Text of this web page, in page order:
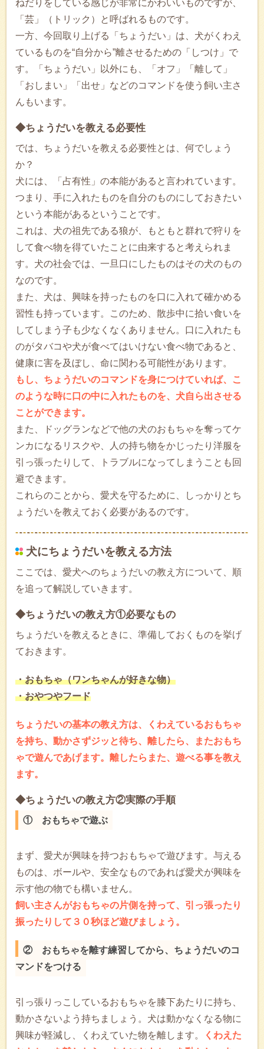
ねだりをしている感じが非常にかわいいものですが、
「芸」（トリック）と呼ばれるものです。
一方、今回取り上げる「ちょうだい」は、犬がくわえ
ているものを“自分から”離させるための「しつけ」で
す。「ちょうだい」以外にも、「オフ」「離して」
「おしまい」「出せ」などのコマンドを使う飼い主さ
んもいます。
◆ちょうだいを教える必要性
では、ちょうだいを教える必要性とは、何でしょう
か？
犬には、「占有性」の本能があると言われています。
つまり、手に入れたものを自分のものにしておきたい
という本能があるということです。
これは、犬の祖先である狼が、もともと群れで狩りを
して食べ物を得ていたことに由来すると考えられま
す。犬の社会では、一旦口にしたものはその犬のもの
なのです。
また、犬は、興味を持ったものを口に入れて確かめる
習性も持っています。このため、散歩中に拾い食いを
してしまう子も少なくなくありません。口に入れたも
のがタバコや犬が食べてはいけない食べ物であると、
健康に害を及ぼし、命に関わる可能性があります。
もし、ちょうだいのコマンドを身につけていれば、こ
のような時に口の中に入れたものを、犬自ら出させる
ことができます。
また、ドッグランなどで他の犬のおもちゃを奪ってケ
ンカになるリスクや、人の持ち物をかじったり洋服を
引っ張ったりして、トラブルになってしまうことも回
避できます。
これらのことから、愛犬を守るために、しっかりとち
ょうだいを教えておく必要があるのです。
犬にちょうだいを教える方法
ここでは、愛犬へのちょうだいの教え方について、順
を追って解説していきます。
◆ちょうだいの教え方①必要なもの
ちょうだいを教えるときに、準備しておくものを挙げ
ておきます。
・おもちゃ（ワンちゃんが好きな物）
・おやつやフード
ちょうだいの基本の教え方は、くわえているおもちゃ
を持ち、動かさずジッと待ち、離したら、またおもち
ゃで遊んであげます。離したらまた、遊べる事を教え
ます。
◆ちょうだいの教え方②実際の手順
① おもちゃで遊ぶ
まず、愛犬が興味を持つおもちゃで遊びます。与える
ものは、ボールや、安全なものであれば愛犬が興味を
示す他の物でも構いません。
飼い主さんがおもちゃの片側を持って、引っ張ったり
振ったりして３０秒ほど遊びましょう。
② おもちゃを離す練習してから、ちょうだいのコ
マンドをつける
引っ張りっこしているおもちゃを膝下あたりに持ち、
動かさないよう持ちましょう。犬は動かなくなる物に
興味が軽減し、くわえていた物を離します。
くわえた